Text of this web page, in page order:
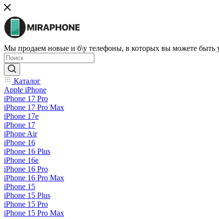
Мы продаем новые и б\у телефоны, в которых вы можете быть
Каталог
Apple iPhone
iPhone 17 Pro
iPhone 17 Pro Max
iPhone 17e
iPhone 17
iPhone Air
iPhone 16
iPhone 16 Plus
iPhone 16e
iPhone 16 Pro
iPhone 16 Pro Max
iPhone 15
iPhone 15 Plus
iPhone 15 Pro
iPhone 15 Pro Max